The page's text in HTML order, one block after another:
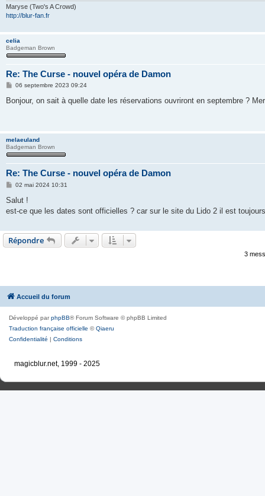
Maryse (Two's A Crowd)
http://blur-fan.fr
celia
Badgeman Brown
Re: The Curse - nouvel opéra de Damon
M
s
06 septembre 2023 09:24
Bonjour, on sait à quelle date les réservations ouvriront en septembre ?
melaeuland
Badgeman Brown
Re: The Curse - nouvel opéra de Damon
M
s
a
02 mai 2024 10:31
Salut !
est-ce que les dates sont officielles ? car sur le site du Lido 2 il est
Répondre
3
Accueil du forum
Développé parphpBB® Forum Software © phpBB Limited
Traduction française officielle ©Qiaeru
Confidentialité | Conditions
magicblur.net, 1999 - 2025